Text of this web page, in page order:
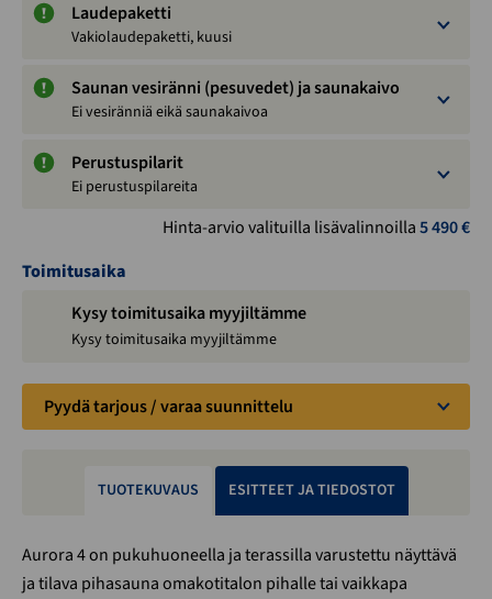
Laudepaketti
Vakiolaudepaketti, kuusi
Saunan vesiränni (pesuvedet) ja saunakaivo
Ei vesiränniä eikä saunakaivoa
Perustuspilarit
Ei perustuspilareita
Hinta-arvio valituilla lisävalinnoilla5 490€
Toimitusaika
Kysy toimitusaika myyjiltämme
Kysy toimitusaika myyjiltämme
Pyydä tarjous / varaa suunnittelu
TUOTEKUVAUS ESITTEET JA TIEDOSTOT
Aurora 4 on pukuhuoneella ja terassilla varustettu näyttävä
ja tilava pihasauna omakotitalon pihalle tai vaikkapa